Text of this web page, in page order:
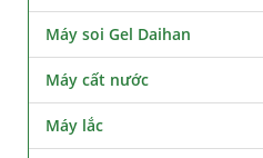
Máy soi Gel Daihan
Máy cất nước
Máy lắc